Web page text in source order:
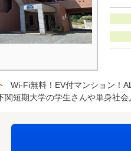
Wi-Fi無料！EV付マンション！
関短期大学の学生さんや単身社